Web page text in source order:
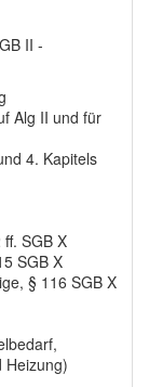
II -
Alg II und für
4. Kapitels
SGB X
SGB X
§ 116 SGB X
Heizung)